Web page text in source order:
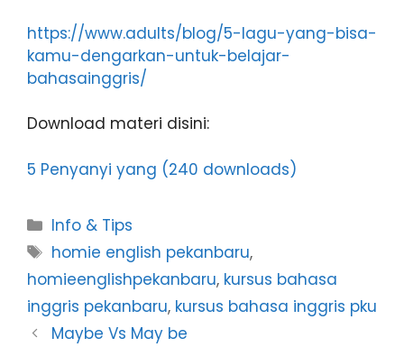
https://www.adults/blog/5-lagu-yang-bisa-
kamu-dengarkan-untuk-belajar-
bahasainggris/
Download materi disini:
5 Penyanyi yang (240 downloads)
Info & Tips
homie english pekanbaru,
homieenglishpekanbaru, kursus bahasa
inggris pekanbaru, kursus bahasa inggris pku
Maybe Vs May be